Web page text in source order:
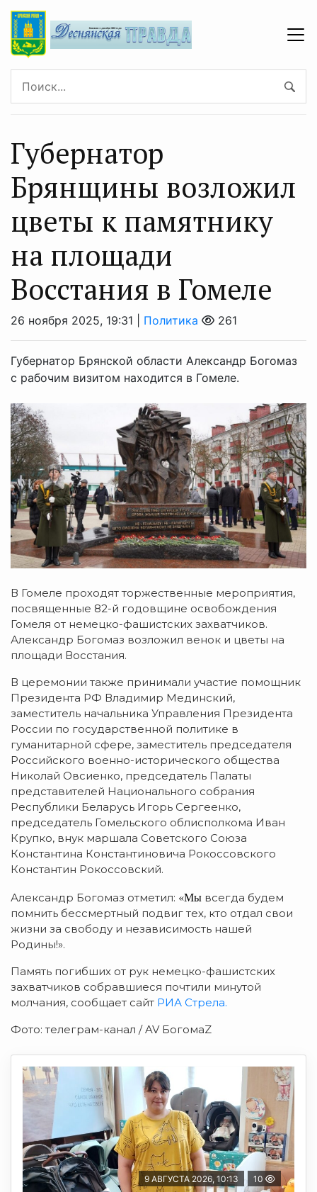
Губернатор
Брянщины возложил
цветы к памятнику
на площади
Восстания в Гомеле
26 ноября 2025, 19:31 | Политика 261
Губернатор Брянской области Александр Богомаз
с рабочим визитом находится в Гомеле.
В Гомеле проходят торжественные мероприятия,
посвященные 82-й годовщине освобождения
Гомеля от немецко-фашистских захватчиков.
Александр Богомаз возложил венок и цветы на
площади Восстания.
В церемонии также принимали участие помощник
Президента РФ Владимир Мединский,
заместитель начальника Управления Президента
России по государственной политике в
гуманитарной сфере, заместитель председателя
Российского военно-исторического общества
Николай Овсиенко, председатель Палаты
представителей Национального собрания
Республики Беларусь Игорь Сергеенко,
председатель Гомельского облисполкома Иван
Крупко, внук маршала Советского Союза
Константина Константиновича Рокоссовского
Константин Рокоссовский.
Александр Богомаз отметил: «Мы всегда будем
помнить бессмертный подвиг тех, кто отдал свои
жизни за свободу и независимость нашей
Родины!».
Память погибших от рук немецко-фашистских
захватчиков собравшиеся почтили минутой
молчания, сообщает сайт РИА Стрела.
Фото: телеграм-канал / AV БогомаZ
9 АВГУСТА 2026, 10:13 10